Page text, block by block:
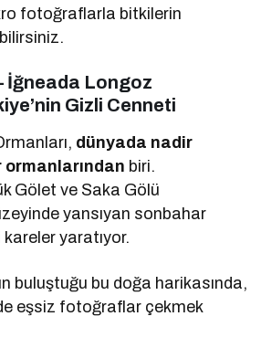
fotoğraflarla bitkilerin
İğneada Longoz
Gizli Cenneti
dünyada nadir
biri.
Gölet ve Saka Gölü
yansıyan sonbahar
yaratıyor.
buluştuğu bu doğa harikasında,
eşsiz fotoğraflar çekmek